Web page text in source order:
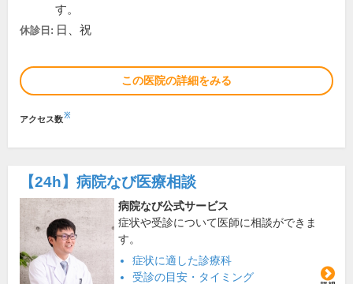
す。
休診日: 日、祝
この医院の詳細をみる
アクセス数※
【24h】 病院なび医療相談
病院なび公式サービス
症状や受診について医師に相談ができま
す。
症状に適した診療科
受診の目安・タイミング